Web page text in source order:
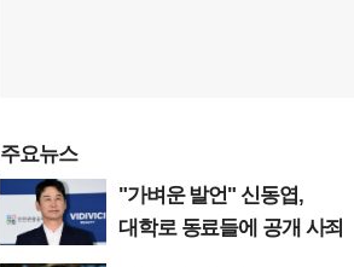
주요뉴스
"가벼운 발언" 신동엽,
대학로 동료들에 공개 사죄